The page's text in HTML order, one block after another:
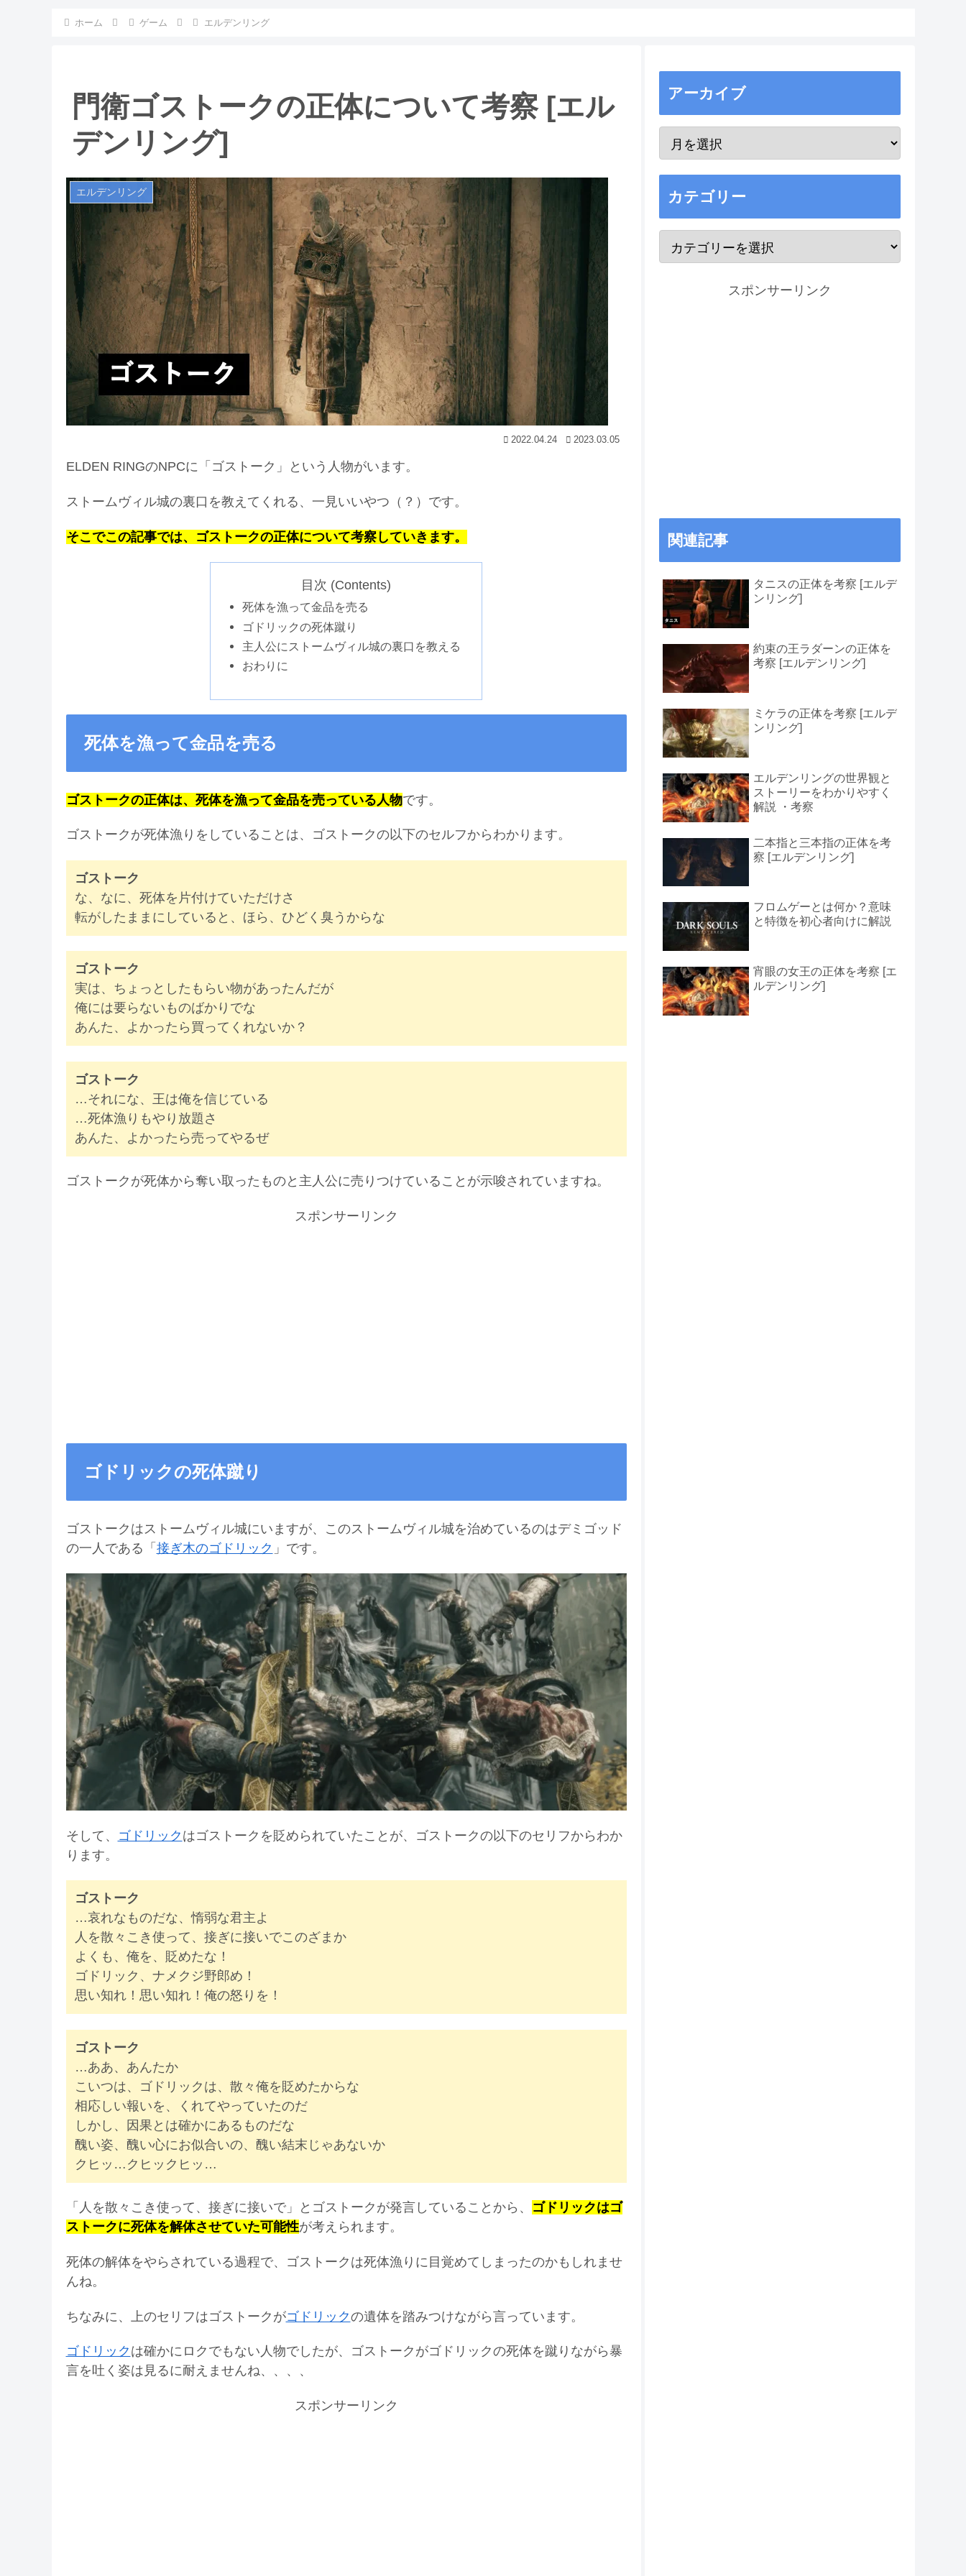
ホーム ゲーム エルデンリング
門衛ゴストークの正体について考察 [エル
デンリング]
エルデンリング
2022.04.24 2023.03.05
ELDEN RINGのNPCに「ゴストーク」という人物がいます。
ストームヴィル城の裏口を教えてくれる、一見いいやつ（？）です。
そこでこの記事では、ゴストークの正体について考察していきます。
目次 (Contents)
死体を漁って金品を売る
ゴドリックの死体蹴り
主人公にストームヴィル城の裏口を教える
おわりに
死体を漁って金品を売る
ゴストークの正体は、死体を漁って金品を売っている人物です。
ゴストークが死体漁りをしていることは、ゴストークの以下のセルフからわかります。
ゴストーク
な、なに、死体を片付けていただけさ
転がしたままにしていると、ほら、ひどく臭うからな
ゴストーク
実は、ちょっとしたもらい物があったんだが
俺には要らないものばかりでな
あんた、よかったら買ってくれないか？
ゴストーク
…それにな、王は俺を信じている
…死体漁りもやり放題さ
あんた、よかったら売ってやるぜ
ゴストークが死体から奪い取ったものと主人公に売りつけていることが示唆されていますね。
スポンサーリンク
ゴドリックの死体蹴り
ゴストークはストームヴィル城にいますが、このストームヴィル城を治めているのはデミゴッド
の一人である「 接ぎ木のゴドリック 」です。
そして、 ゴドリック はゴストークを貶められていたことが、ゴストークの以下のセリフからわか
ります。
ゴストーク
…哀れなものだな、惰弱な君主よ
人を散々こき使って、接ぎに接いでこのざまか
よくも、俺を、貶めたな！
ゴドリック、ナメクジ野郎め！
思い知れ！思い知れ！俺の怒りを！
ゴストーク
…ああ、あんたか
こいつは、ゴドリックは、散々俺を貶めたからな
相応しい報いを、くれてやっていたのだ
しかし、因果とは確かにあるものだな
醜い姿、醜い心にお似合いの、醜い結末じゃあないか
クヒッ…クヒックヒッ…
「人を散々こき使って、接ぎに接いで」とゴストークが発言していることから、
ゴドリックはゴ
ストークに死体を解体させていた可能性が考えられます。
死体の解体をやらされている過程で、ゴストークは死体漁りに目覚めてしまったのかもしれませ
んね。
ちなみに、上のセリフはゴストークがゴドリックの遺体を踏みつけながら言っています。
ゴドリック は確かにロクでもない人物でしたが、ゴストークがゴドリックの死体を蹴りながら暴
言を吐く姿は見るに耐えませんね、、、、
スポンサーリンク
アーカイブ
カテゴリー
スポンサーリンク
関連記事
タニスの正体を考察 [エルデ
ンリング]
約束の王ラダーンの正体を
考察 [エルデンリング]
ミケラの正体を考察 [エルデ
ンリング]
エルデンリングの世界観と
ストーリーをわかりやすく
解説 ・考察
二本指と三本指の正体を考
察 [エルデンリング]
フロムゲーとは何か？意味
と特徴を初心者向けに解説
宵眼の女王の正体を考察 [エ
ルデンリング]